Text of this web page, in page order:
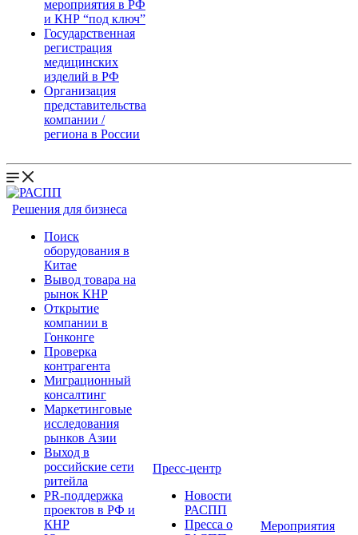
мероприятия в РФ
и КНР “под ключ”
Государственная
регистрация
медицинских
изделий в РФ
Организация
представительства
компании /
региона в России
Решения для бизнеса
Поиск
оборудования в
Китае
Вывод товара на
рынок КНР
Открытие
компании в
Гонконге
Проверка
контрагента
Миграционный
консалтинг
Маркетинговые
исследования
рынков Азии
Выход в
российские сети
ритейла
PR-поддержка
проектов в РФ и
КНР
Пресс-центр
Новости
РАСПП
Пресса о
Мероприятия